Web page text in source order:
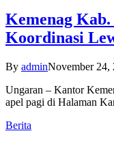
Kemenag
Koordinasi
By adminNovember 24,
Ungaran – Kantor
apel pagi di Halaman
Berita